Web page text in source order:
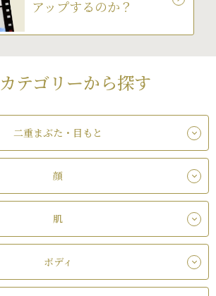
アップするのか？
テゴリーから探す
二重まぶた・目もと
顔
肌
ボディ